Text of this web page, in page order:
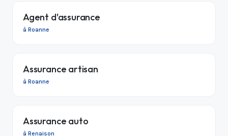
Agent d'assurance
à Roanne
Assurance artisan
à Roanne
Assurance auto
à Renaison